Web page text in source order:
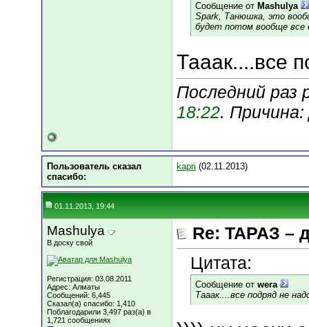
Сообщение от Mashulya
Spark, Танюшка, это
будет потом вообще все
Тааак....все
Последний раз
18:22.
Пользователь сказал
cпасибо:
kapri (02.11.2013)
01.11.2013, 19:44
Mashulya
В доску свой
Регистрация: 03.08.2011
Адрес: Алматы
Сообщений: 6,445
Сказал(а) спасибо: 1,410
Поблагодарили 3,497 раз(а) в
1,721 сообщениях
Re: ТАРАЗ –
Цитата:
Сообщение от wera
Тааак....все подряд не